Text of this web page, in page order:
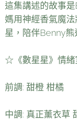
這集講述的故事
媽用神經香氣魔
星，陪伴Benny熊
☆《數星星》情緒
前調: 甜橙 柑橘
中調: 真正薰衣草